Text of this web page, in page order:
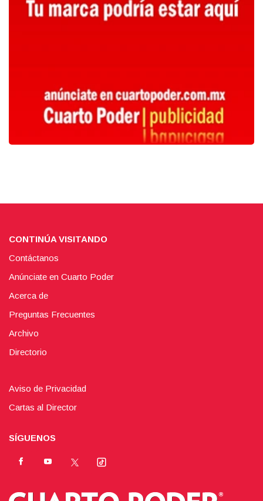
CONTINÚA VISITANDO
Contáctanos
Anúnciate en Cuarto Poder
Acerca de
Preguntas Frecuentes
Archivo
Directorio
Aviso de Privacidad
Cartas al Director
SÍGUENOS